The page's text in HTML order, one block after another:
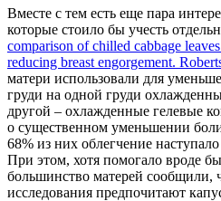
Вместе с тем есть еще пара
которые стоило бы учесть
comparison of chilled cabbage
reducing breast engorgement.
матери использовали для
груди на одной груди
другой – охлажденные гелевые
о существенном уменьшении
68% из них облегчение
При этом, хотя помогало вроде
большинство матерей сообщили,
исследования предпочитают